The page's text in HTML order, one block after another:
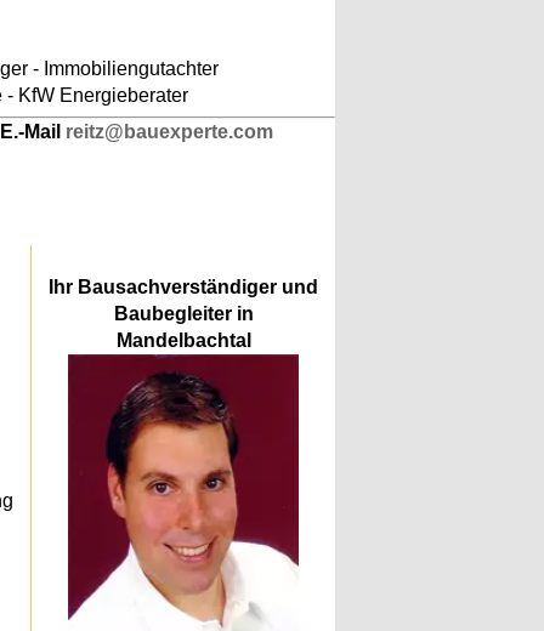
- Immobiliengutachter
- KfW Energieberater
E.-Mail reitz@bauexperte.com
Ihr Bausachverständiger und
Baubegleiter in
Mandelbachtal